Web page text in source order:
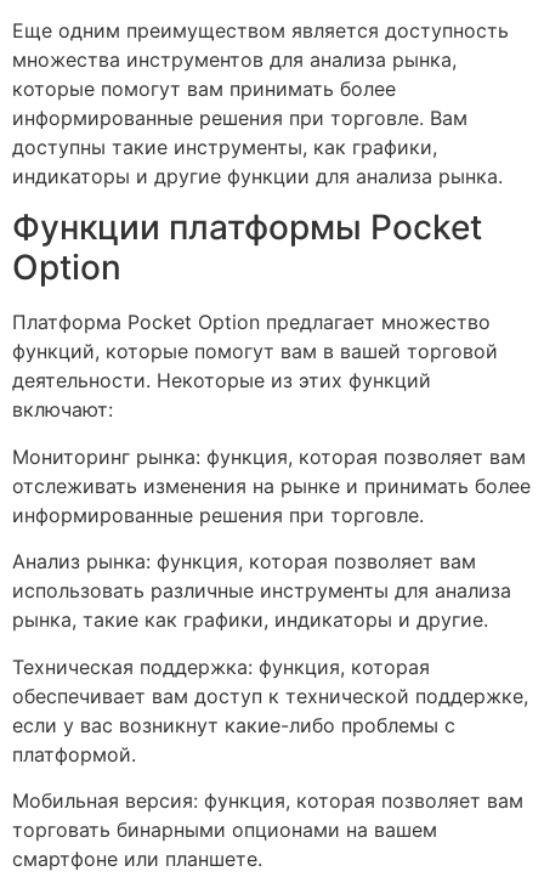
Еще одним преимуществом является доступность
множества инструментов для анализа рынка,
которые помогут вам принимать более
информированные решения при торговле. Вам
доступны такие инструменты, как графики,
индикаторы и другие функции для анализа рынка.
Функции платформы Pocket
Option
Платформа Pocket Option предлагает множество
функций, которые помогут вам в вашей торговой
деятельности. Некоторые из этих функций
включают:
Мониторинг рынка: функция, которая позволяет вам
отслеживать изменения на рынке и принимать более
информированные решения при торговле.
Анализ рынка: функция, которая позволяет вам
использовать различные инструменты для анализа
рынка, такие как графики, индикаторы и другие.
Техническая поддержка: функция, которая
обеспечивает вам доступ к технической поддержке,
если у вас возникнут какие-либо проблемы с
платформой.
Мобильная версия: функция, которая позволяет вам
торговать бинарными опционами на вашем
смартфоне или планшете.